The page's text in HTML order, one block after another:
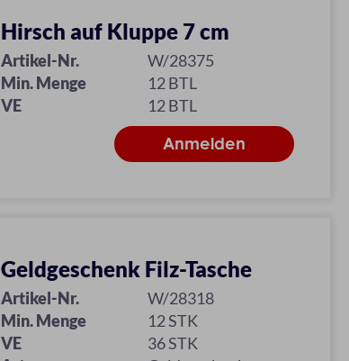
Hirsch auf Kluppe 7 cm
Artikel-Nr.
W/28375
Min. Menge
12 BTL
VE
12 BTL
Geldgeschenk Filz-Tasche
Artikel-Nr.
W/28318
Min. Menge
12 STK
VE
36 STK